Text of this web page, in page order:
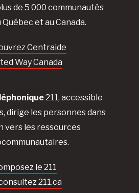
de 5 000 communautés
Québec et au Canada.
Centraide
Way Canada
211, accessible
dirige les personnes dans
vers les ressources
le 211
211.ca